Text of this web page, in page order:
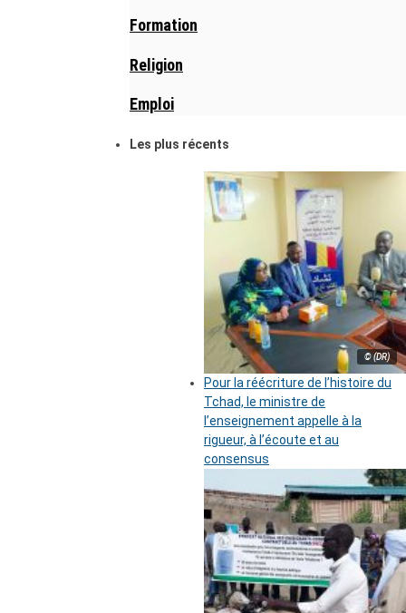
Formation
Religion
Emploi
Les plus récents
© (DR)
Pour la réécriture de l’histoire du
Tchad, le ministre de
l’enseignement appelle à la
rigueur, à l’écoute et au
consensus